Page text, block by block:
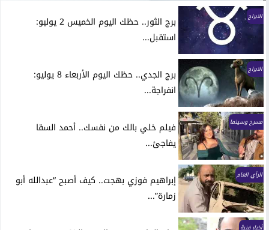
الابراج
برج الثور.. حظك اليوم الخميس 2 يوليو:
استقبل...
الابراج
برج الجدي.. حظك اليوم الأربعاء 8 يوليو:
انفراجة...
مسرح وسينما
فيلم خلي بالك من نفسك.. أحمد السقا
يفاجئ...
الرأي العام
إبراهيم فوزي بهجت.. كيف أصبح “عبدالله أبو
زمارة”...
أخبار فنية